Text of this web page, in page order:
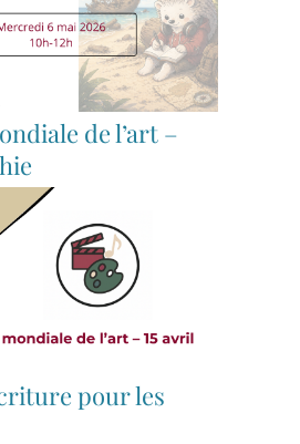
de l’art –
pour les